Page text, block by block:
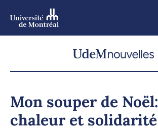
Mon souper de Noël:
chaleur et solidarité